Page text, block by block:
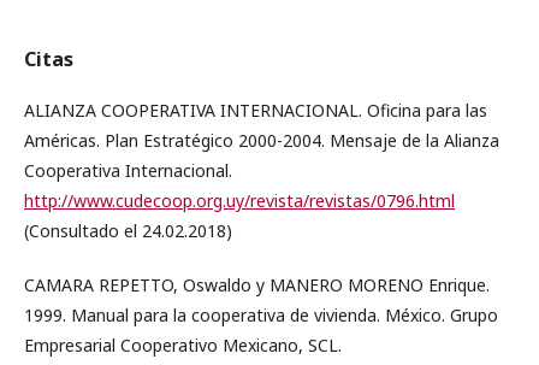
Citas
ALIANZA COOPERATIVA INTERNACIONAL. Oficina para las
Américas. Plan Estratégico 2000-2004. Mensaje de la Alianza
Cooperativa Internacional.
http://www.cudecoop.org.uy/revista/revistas/0796.html
(Consultado el 24.02.2018)
CAMARA REPETTO, Oswaldo y MANERO MORENO Enrique.
1999. Manual para la cooperativa de vivienda. México. Grupo
Empresarial Cooperativo Mexicano, SCL.